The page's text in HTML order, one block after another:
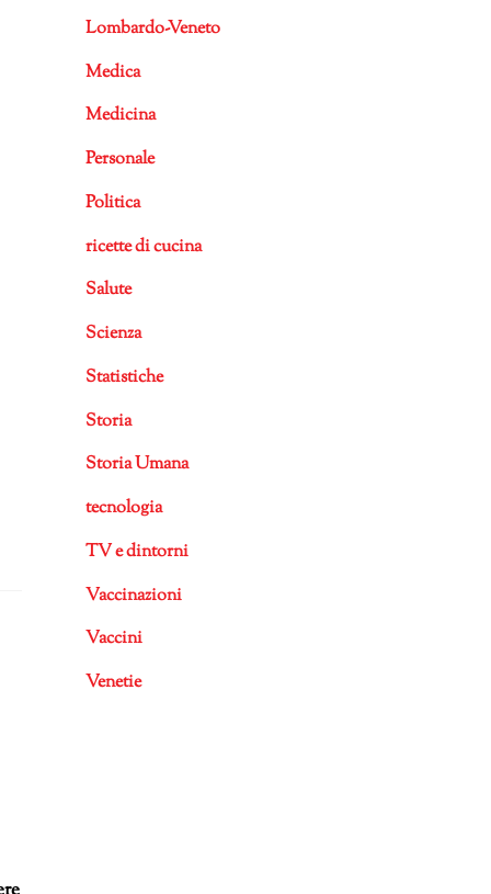
Lombardo-Veneto
Medica
Medicina
Personale
Politica
ricette di cucina
Salute
Scienza
Statistiche
Storia
Storia Umana
tecnologia
TV e dintorni
Vaccinazioni
Vaccini
Venetie